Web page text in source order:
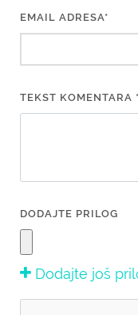
EMAIL ADRESA*
TEKST KOMENTARA *
DODAJTE PRILOG
Dodajte još